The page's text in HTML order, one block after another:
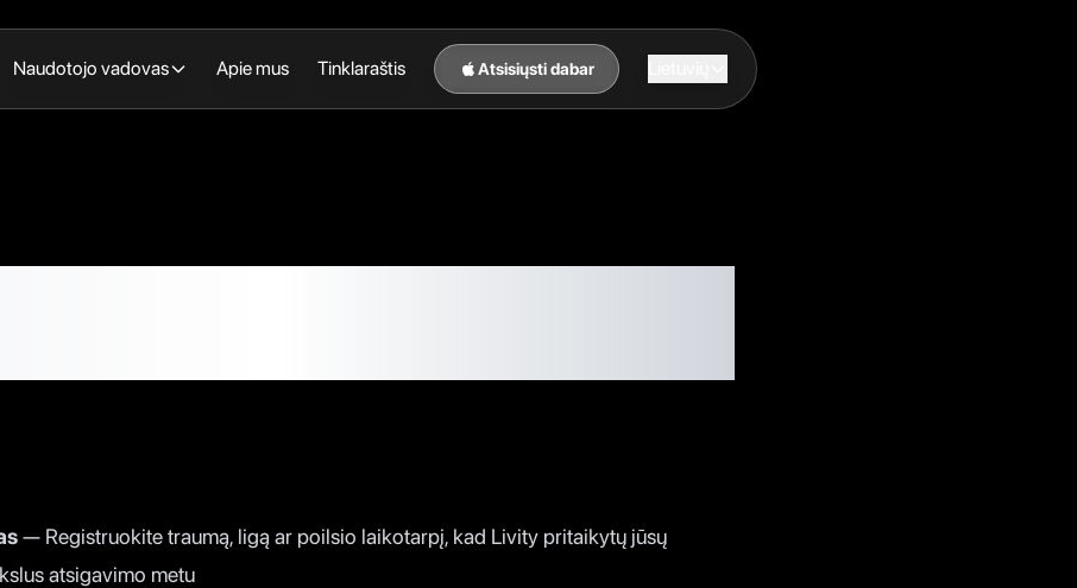
Naudotojo vadovas Apie mus Tinklaraštis Atsisiųsti dabar
— Registruokite traumą, ligą ar poilsio laikotarpį, kad Livity pritaikytų jūsų
atsigavimo metu